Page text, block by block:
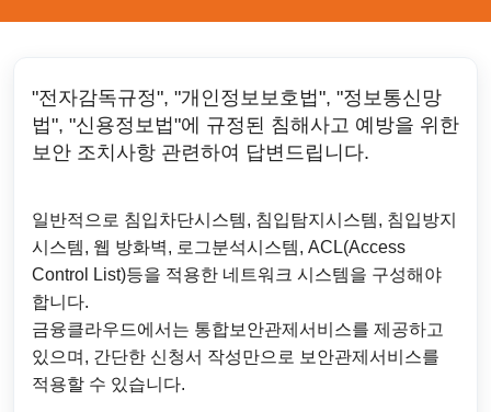
"전자감독규정", "개인정보보호법", "정보통신망
법", "신용정보법"에 규정된 침해사고 예방을 위한
보안 조치사항 관련하여 답변드립니다.
일반적으로 침입차단시스템, 침입탐지시스템, 침입방지
시스템, 웹 방화벽, 로그분석시스템, ACL(Access
Control List)등을 적용한 네트워크 시스템을 구성해야
합니다.
금융클라우드에서는 통합보안관제서비스를 제공하고
있으며, 간단한 신청서 작성만으로 보안관제서비스를
적용할 수 있습니다.